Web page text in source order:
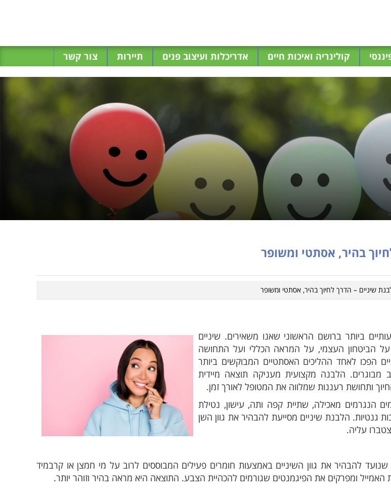
קולינריה ואיכות חיים אדריכלות ועיצוב פנים תיירות צור קשר
בהיר, אסתטי ומשופר
שיניים – הדרך לחיוך בהיר, אסתטי ומשופר
ביותר ברושם הראשוני שאנו משאירים. שיניים
על הביטחון העצמי, על המראה הכללי ועל התחושה
הפכו לאחד ההליכים האסתטיים המבוקשים ביותר
מבוגרים. הלבנה מקצועית מעניקה תוצאה מיידית
ותחושת רעננות שמלווה את המטופל לאורך זמן.
הנגרמים מאכילה, שתיית קפה ותה, עישון, נטילת
גנטיות. הלבנת שיניים מסייעת להבהיר את גוון השן
עליה.
להבהיר את גוון השיניים באמצעות חומרים פעילים המבוססים לרוב על מי חמצן או קרבמיד
האמייל ומפרקים את הפיגמנטים שגורמים להכהיית הצבע. התוצאה היא מראה בהיר וזוהר יותר.